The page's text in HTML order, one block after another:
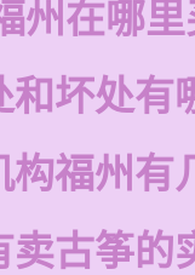
州在哪
和坏处有
构福州有
卖古筝的